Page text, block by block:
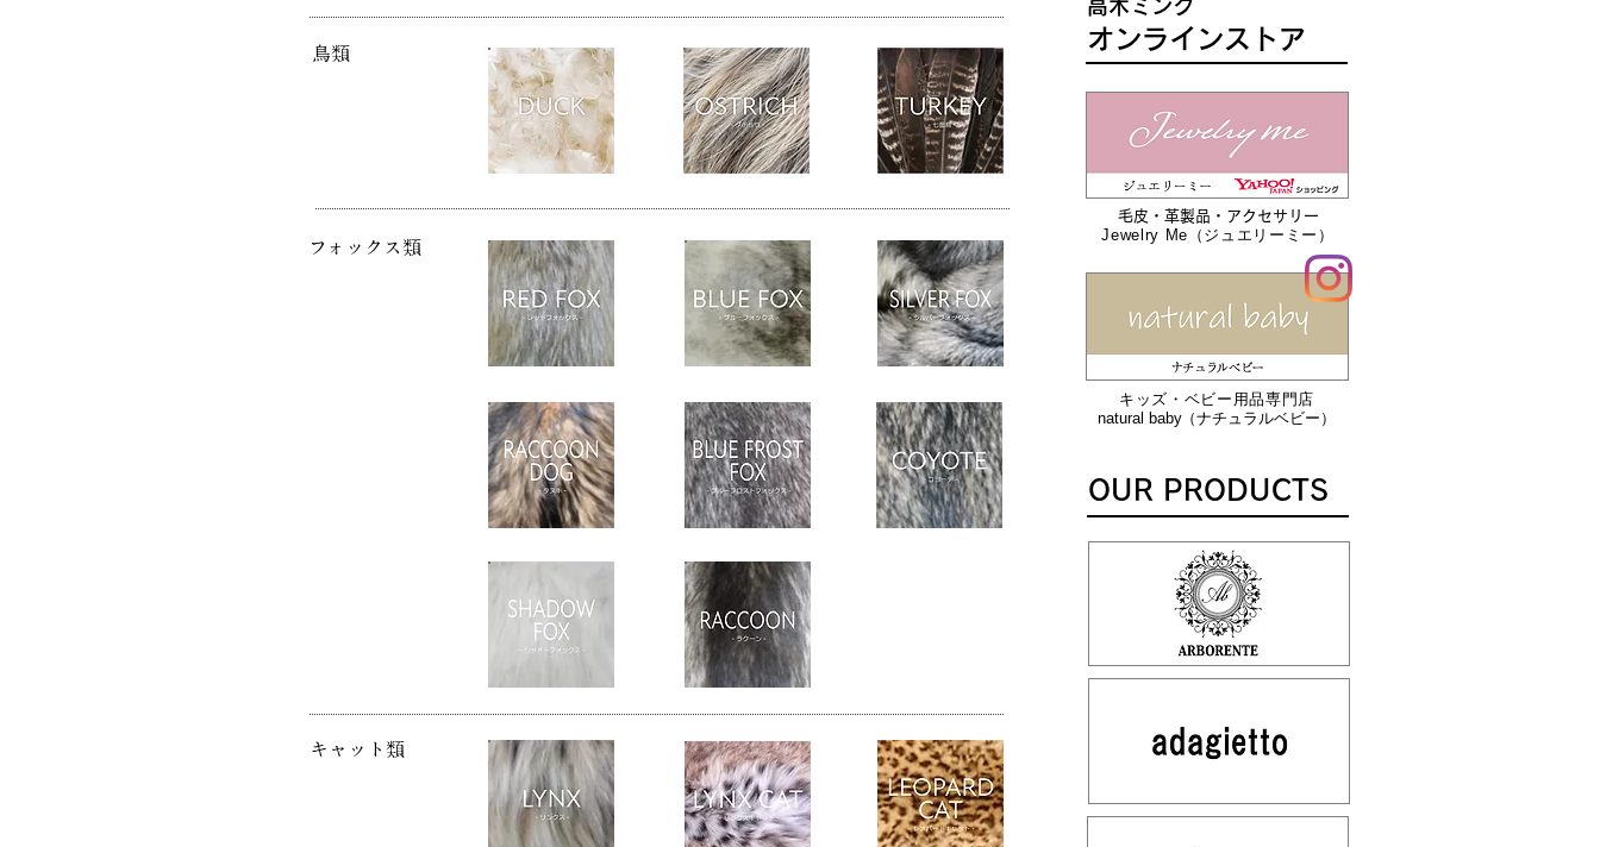
鳥類
フォックス類
キャット類
高木ミンク
オンラインストア
​毛皮・革製品・アクセサリー
Jewelry Me（ジュエリーミー）
キッズ・ベビー用品専門店
natural baby（ナチュラルベビー）
OUR PRODUCTS